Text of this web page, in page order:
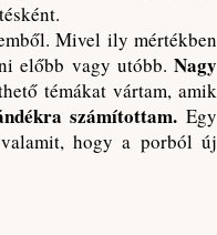
Mivel ily mértékben
előbb vagy utóbb. Nagy
témákat vártam, amik
számítottam.Egy
valamit, hogy a porból új